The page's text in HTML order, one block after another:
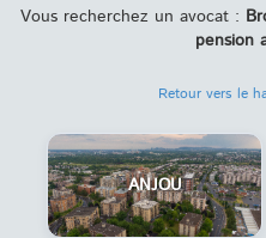
Vous recherchez un avocat :
pension
Retour vers le
ANJOU